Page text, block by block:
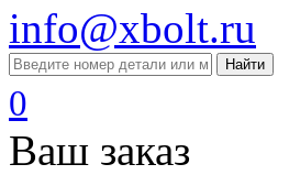
info@xbolt.ru
Найти
0
Ваш заказ